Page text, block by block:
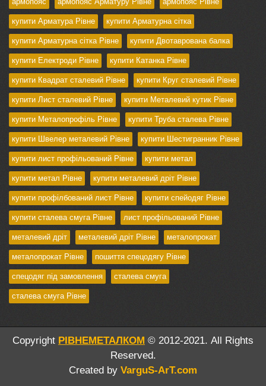
купити Арматура Рівне купити Арматурна сітка
купити Арматурна сітка Рівне купити Двотаврована балка
купити Електроди Рівне купити Катанка Рівне
купити Квадрат сталевий Рівне купити Круг сталевий Рівне
купити Лист сталевий Рівне купити Металевий кутик Рівне
купити Металопрофіль Рівне купити Труба сталева Рівне
купити Швелер металевий Рівне купити Шестигранник Рівне
купити лист профільований Рівне купити метал
купити метал Рівне купити металевий дріт Рівне
купити профілбований лист Рівне купити спейодяг Рівне
купити сталева смуга Рівне лист профільований Рівне
металевий дріт металевий дріт Рівне металопрокат
металопрокат Рівне пошиття спецодягу Рівне
спецодяг під замовлення сталева смуга
сталева смуга Рівне
Copyright РІВНЕМЕТАЛКОМ © 2012-2021. All Rights
Reserved.
Created by VarguS-ArT.com